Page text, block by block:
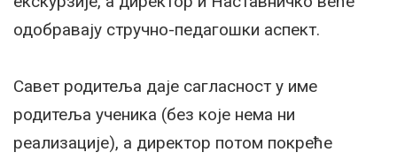
одобравају стручно-педагошки аспект.
Савет родитеља даје сагласност у име
родитеља ученика (без које нема ни
реализације), а директор потом покреће